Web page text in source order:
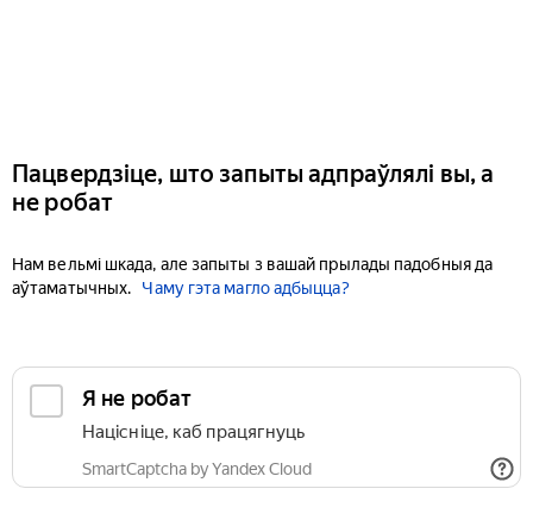
Пацвердзіце, што запыты адпраўлялі вы, а
не робат
Нам вельмі шкада, але запыты з вашай прылады падобныя да
аўтаматычных.
Чаму гэта магло адбыцца?
Я не робат
Націсніце, каб працягнуць
SmartCaptcha by Yandex Cloud